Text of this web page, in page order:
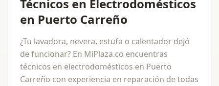
Técnicos en Electrodomésticos
en Puerto Carreño
¿Tu lavadora, nevera, estufa o calentador dejó
de funcionar? En MiPlaza.co encuentras
técnicos en electrodomésticos en Puerto
Carreño con experiencia en reparación de todas